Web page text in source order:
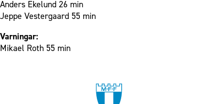
Anders Ekelund 26 min
Jeppe Vestergaard 55 min
Varningar:
Mikael Roth 55 min